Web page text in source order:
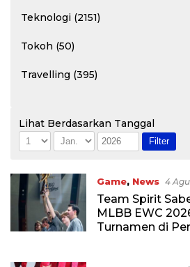
Teknologi (2151)
Tokoh (50)
Travelling (395)
Lihat Berdasarkan Tanggal
Game, News 4
Team Spirit
MLBB EWC
Turnamen di